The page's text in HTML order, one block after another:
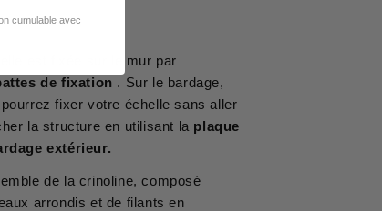
est fixée sur le mur par
de fixation . Sur le bardage,
fixer votre échelle sans aller
la structure en utilisant la plaque
extérieur.
de la crinoline, composé
arrondis et de filants en
cumulable avec